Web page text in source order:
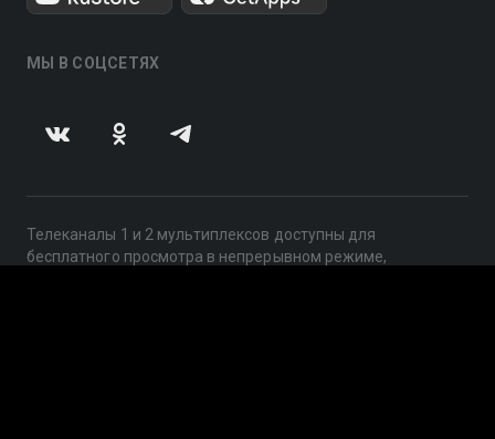
МЫ В СОЦСЕТЯХ
Телеканалы 1 и 2 мультиплексов доступны для
бесплатного просмотра в непрерывном режиме,